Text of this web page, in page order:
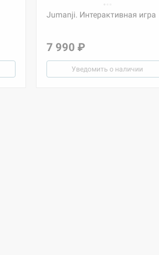
Jumanji. Интерактивная игра
7 990 ₽
Уведомить о наличии